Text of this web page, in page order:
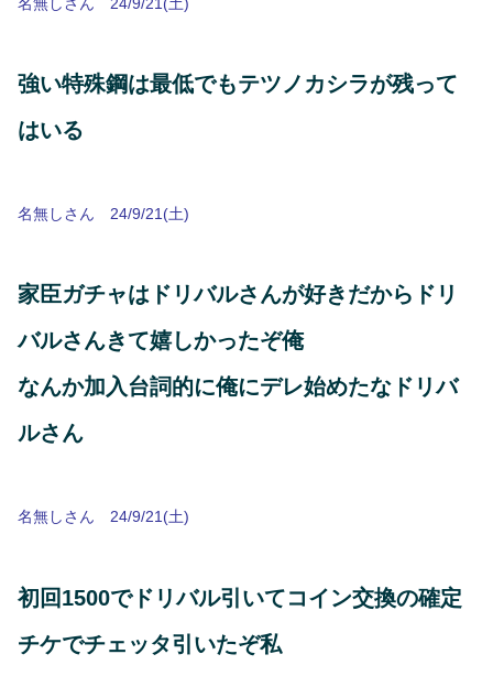
強い特殊鋼は最低でもテツノカシラが残って
はいる
名無しさん 24/9/21(土)
家臣ガチャはドリバルさんが好きだからドリ
バルさんきて嬉しかったぞ俺
なんか加入台詞的に俺にデレ始めたなドリバ
ルさん
名無しさん 24/9/21(土)
初回1500でドリバル引いてコイン交換の確定
チケでチェッタ引いたぞ私